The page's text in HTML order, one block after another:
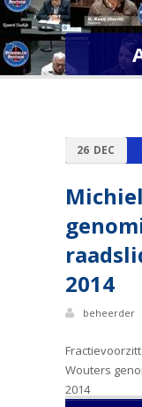
26 DEC
2014
beheerder
Wouters
2014